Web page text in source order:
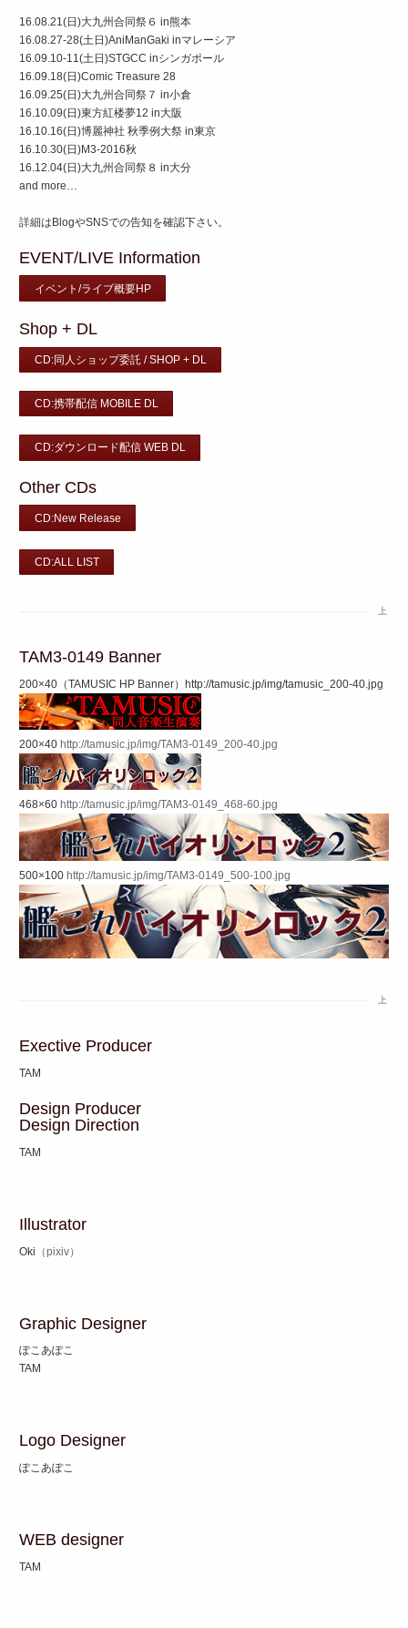
16.08.21(日)大九州合同祭６ in熊本
16.08.27-28(土日)AniManGaki inマレーシア
16.09.10-11(土日)STGCC inシンガポール
16.09.18(日)Comic Treasure 28
16.09.25(日)大九州合同祭７ in小倉
16.10.09(日)東方紅楼夢12 in大阪
16.10.16(日)博麗神社 秋季例大祭 in東京
16.10.30(日)M3-2016秋
16.12.04(日)大九州合同祭８ in大分
and more…
詳細はBlogやSNSでの告知を確認下さい。
EVENT/LIVE Information
イベント/ライブ概要HP
Shop + DL
CD:同人ショップ委託 / SHOP + DL
CD:携帯配信 MOBILE DL
CD:ダウンロード配信 WEB DL
Other CDs
CD:New Release
CD:ALL LIST
上
TAM3-0149 Banner
200×40（TAMUSIC HP Banner）http://tamusic.jp/img/tamusic_200-40.jpg
200×40 http://tamusic.jp/img/TAM3-0149_200-40.jpg
468×60 http://tamusic.jp/img/TAM3-0149_468-60.jpg
500×100 http://tamusic.jp/img/TAM3-0149_500-100.jpg
上
Exective Producer
TAM
Design Producer
Design Direction
TAM
Illustrator
Oki （pixiv）
Graphic Designer
ぽこあぽこ
TAM
Logo Designer
ぽこあぽこ
WEB designer
TAM